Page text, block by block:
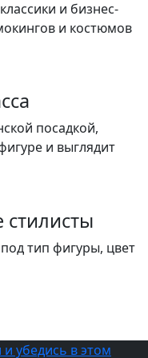
и бизнес-
и костюмов
посадкой,
и выглядит
тип фигуры, цвет